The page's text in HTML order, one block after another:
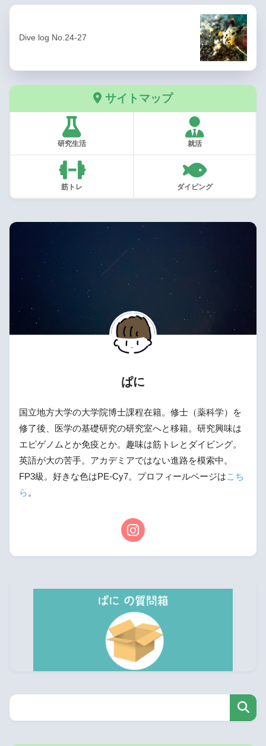
Dive log No.24-27
サイトマップ
研究生活 就活
筋トレ ダイビング
ぱに
国立地方大学の大学院博士課程在籍。修士（薬科学）を
修了後、医学の基礎研究の研究室へと移籍。研究興味は
エピゲノムとか免疫とか。趣味は筋トレとダイビング。
英語が大の苦手。アカデミアではない進路を模索中。
FP3級。好きな色はPE-Cy7。プロフィールページはこち
ら 。